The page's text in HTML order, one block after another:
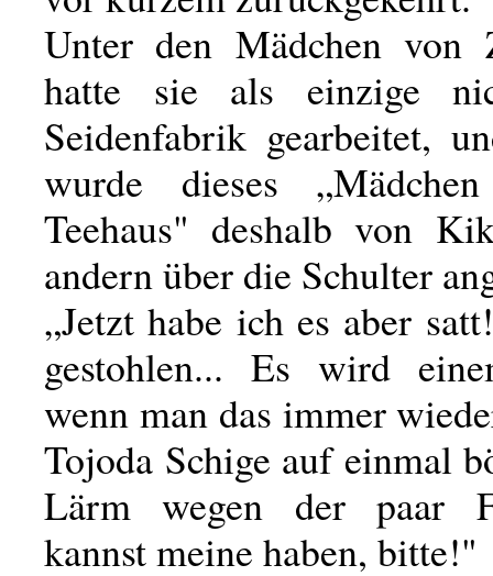
Unter den Mädchen von
hatte sie als einzige
Seidenfabrik gearbeitet,
wurde dieses
Teehaus" deshalb von
andern über die Schulter
„Jetzt habe ich es aber
gestohlen... Es wird
wenn man das immer
Tojoda Schige auf einmal
Lärm wegen der paar
kannst meine haben, bitte!"